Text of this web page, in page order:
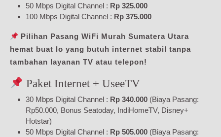
50 Mbps Digital Channel : Rp 325.000
100 Mbps Digital Channel : Rp 375.000
Pilihan Pasang WiFi Murah Sumatera Utara
hemat buat lo yang butuh internet stabil tanpa
tambahan layanan TV atau telepon!
Paket Internet + UseeTV
30 Mbps Digital Channel : Rp 340.000 (Biaya Pasang:
Rp50.000, Bonus Seatoday, IndiHomeTV, Disney+
Hotstar)
50 Mbps Digital Channel : Rp 505.000 (Biaya Pasang: